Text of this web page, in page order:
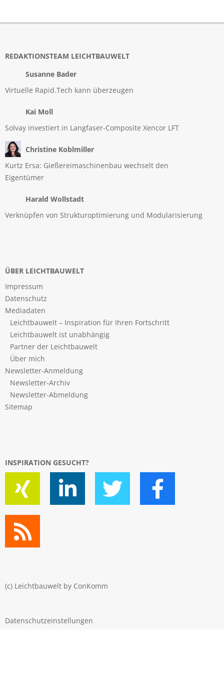
REDAKTIONSTEAM LEICHTBAUWELT
Susanne Bader
Virtuelle Rapid.Tech kann überzeugen
Kai Moll
Solvay investiert in Langfaser-Composite Xencor LFT
Christine Koblmiller
Kurtz Ersa: Gießereimaschinenbau wechselt den
Eigentümer
Harald Wollstadt
Verknüpfen von Strukturoptimierung und Modularisierung
ÜBER LEICHTBAUWELT
Impressum
Datenschutz
Mediadaten
Leichtbauwelt – Inspiration für Ihren Fortschritt
Leichtbauwelt ist unabhängig
Partner der Leichtbauwelt
Über mich
Newsletter-Anmeldung
Newsletter-Archiv
Newsletter-Abmeldung
Sitemap
INSPIRATION GESUCHT?
(c) Leichtbauwelt by ConKomm
Datenschutzeinstellungen